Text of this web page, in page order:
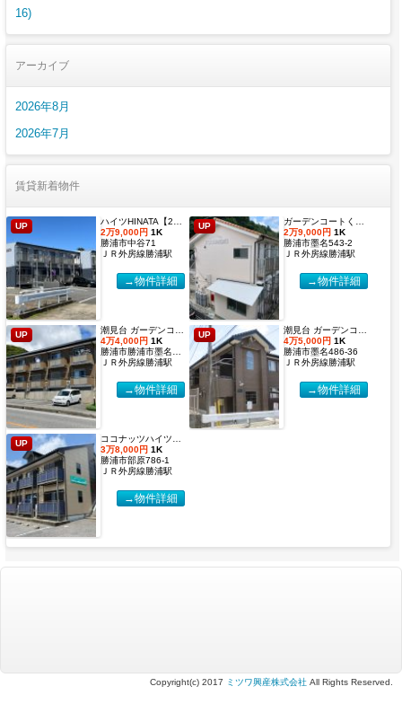
16)
アーカイブ
2026年8月
2026年7月
賃貸新着物件
UP
ハイツHINATA【2027年度国際武道大学生 入居申込受付開始しました！】
2万9,000円 1K
勝浦市中谷71
ＪＲ外房線勝浦駅
→物件詳細
UP
ガーデンコートくすのき 【2027年度国際武道大学生 入居申込受付開始しました！】
2万9,000円 1K
勝浦市墨名543-2
ＪＲ外房線勝浦駅
→物件詳細
UP
潮見台 ガーデンコート２【2027年度国際武道大学生 入居申込受付開始しました！】
4万4,000円 1K
勝浦市勝浦市墨名486-32
ＪＲ外房線勝浦駅
→物件詳細
UP
潮見台 ガーデンコート【2027年度国際武道大学生 入居申込受付開始しました！】
4万5,000円 1K
勝浦市墨名486-36
ＪＲ外房線勝浦駅
→物件詳細
UP
ココナッツハイツ６【2027年度国際武道大学生 入居申込受付開始しました！】
3万8,000円 1K
勝浦市部原786-1
ＪＲ外房線勝浦駅
→物件詳細
Copyright(c) 2017 ミツワ興産株式会社 All Rights Reserved.